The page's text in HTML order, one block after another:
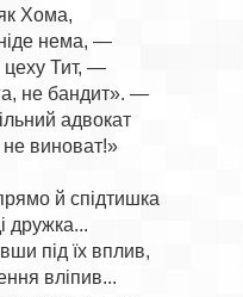
Хома,
нема, —
цеху Тит, —
не бандит». —
адвокат
виноват!»
й спідтишка
дружка...
під їх вплив,
вліпив...